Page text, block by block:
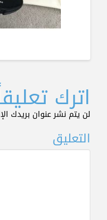
اترك
لن يتم نشر عنوان بريدك
التعليق